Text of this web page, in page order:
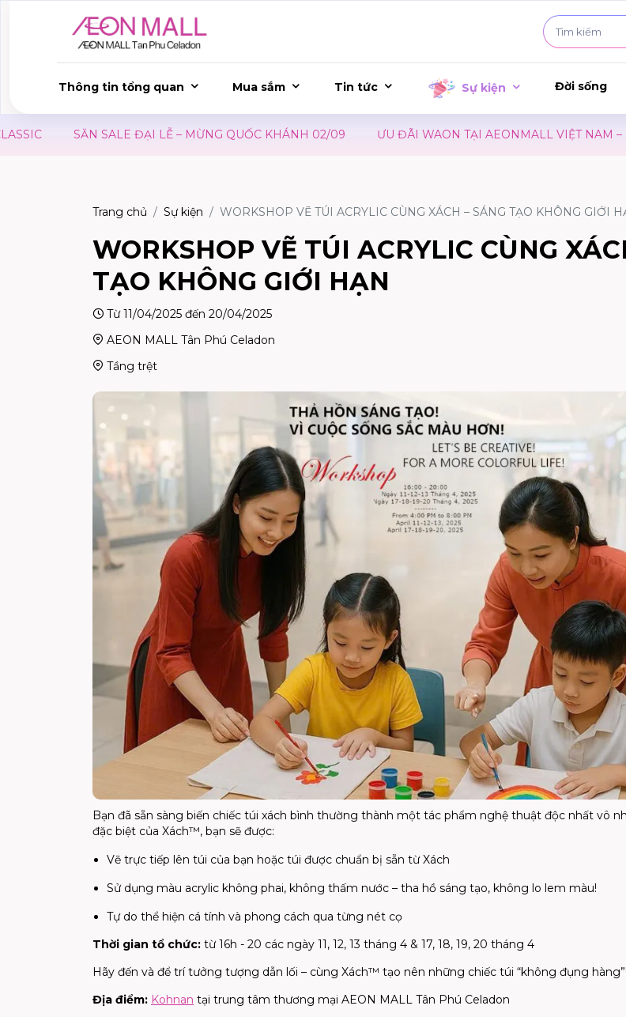
Thông tin tổng quan Mua sắm Tin tức Sự kiện Đời sống
SĂN SALE ĐẠI LỄ – MỪNG QUỐC KHÁNH 02/09 ƯU ĐÃI WAON TẠI AEONMALL VIỆT NAM – SỰ
Trang chủ Sự kiện WORKSHOP VẼ TÚI ACRYLIC CÙNG XÁCH – SÁNG TẠO KHÔNG GIỚI
WORKSHOP VẼ TÚI ACRYLIC CÙNG
TẠO KHÔNG GIỚI HẠN
Từ 11/04/2025 đến 20/04/2025
AEON MALL Tân Phú Celadon
Tầng trệt
Bạn đã sẵn sàng biến chiếc túi xách bình thường thành một tác phẩm nghệ thuật độc nhất vô
đặc biệt của Xách™, bạn sẽ được:
Vẽ trực tiếp lên túi của bạn hoặc túi được chuẩn bị sẵn từ Xách
Sử dụng màu acrylic không phai, không thấm nước – tha hồ sáng tạo, không lo lem màu!
Tự do thể hiện cá tính và phong cách qua từng nét cọ
Thời gian tổ chức: từ 16h - 20 các ngày 11, 12, 13 tháng 4 & 17, 18, 19, 20 tháng 4
Hãy đến và để trí tưởng tượng dẫn lối – cùng Xách™ tạo nên những chiếc túi “không đụng hàng”!
Địa điểm: Kohnan tại trung tâm thương mại AEON MALL Tân Phú Celadon